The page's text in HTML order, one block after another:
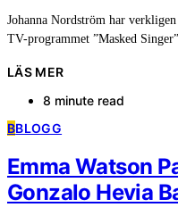
Johanna Nordström har
TV-programmet ”Masked
LÄS MER
8 minute read
BBLOGG
Emma Watson
Gonzalo Hevia